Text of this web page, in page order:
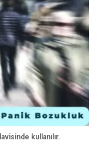
kullanılır.